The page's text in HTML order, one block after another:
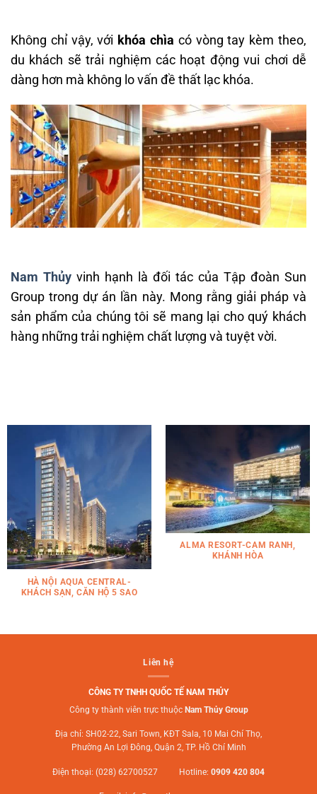
Không chỉ vậy, với khóa chìa có vòng tay kèm theo,
du khách sẽ trải nghiệm các hoạt động vui chơi dễ
dàng hơn mà không lo vấn đề thất lạc khóa.
Nam Thủy vinh hạnh là đối tác của Tập đoàn Sun
Group trong dự án lần này. Mong rằng giải pháp và
sản phẩm của chúng tôi sẽ mang lại cho quý khách
hàng những trải nghiệm chất lượng và tuyệt vời.
HÀ NỘI AQUA CENTRAL-
KHÁCH SẠN, CĂN HỘ 5 SAO
ALMA RESORT-CAM RANH,
KHÁNH HÒA
Liên hệ
CÔNG TY TNHH QUỐC TẾ NAM THỦY
Công ty thành viên trực thuộc Nam Thủy Group
Địa chỉ: SH02-22, Sari Town, KĐT Sala, 10 Mai Chí Thọ,
Phường An Lợi Đông, Quận 2, TP. Hồ Chí Minh
Điện thoại: (028) 62700527 Hotline: 0909 420 804